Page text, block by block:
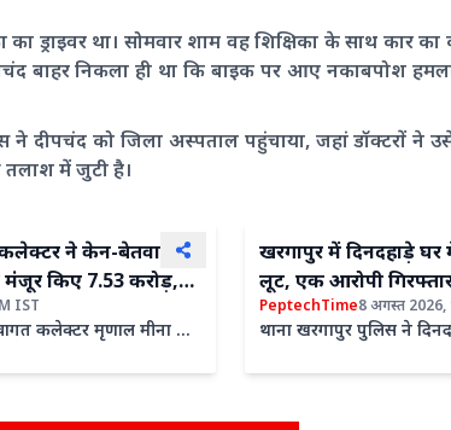
ड्राइवर था। सोमवार शाम वह शिक्षिका के साथ कार
बाहर निकला ही था कि बाइक पर आए नकाबपोश
को जिला अस्पताल पहुंचाया, जहां डॉक्टरों ने
तलाश में जुटी है।
ने केन-बेतवा और
मंजूर किए 7.53 करोड़,
59 प्रभावितों के खाते
IST
कलेक्टर मृणाल मीना ने
नागरिकों के हित में बड़ा
खरगापुर में दिनदहाड़े
लूट, एक आरोपी
PeptechTime8 अगस्त 2026,
थाना खरगापुर पुलिस ने
एक आरोपी को गिरफ्तार